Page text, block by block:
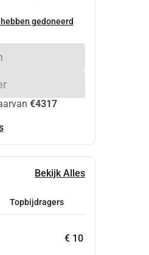
gedoneerd
€4317
Bekijk Alles
Topbijdragers
€ 10